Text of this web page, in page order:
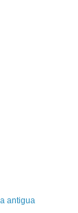
antigua